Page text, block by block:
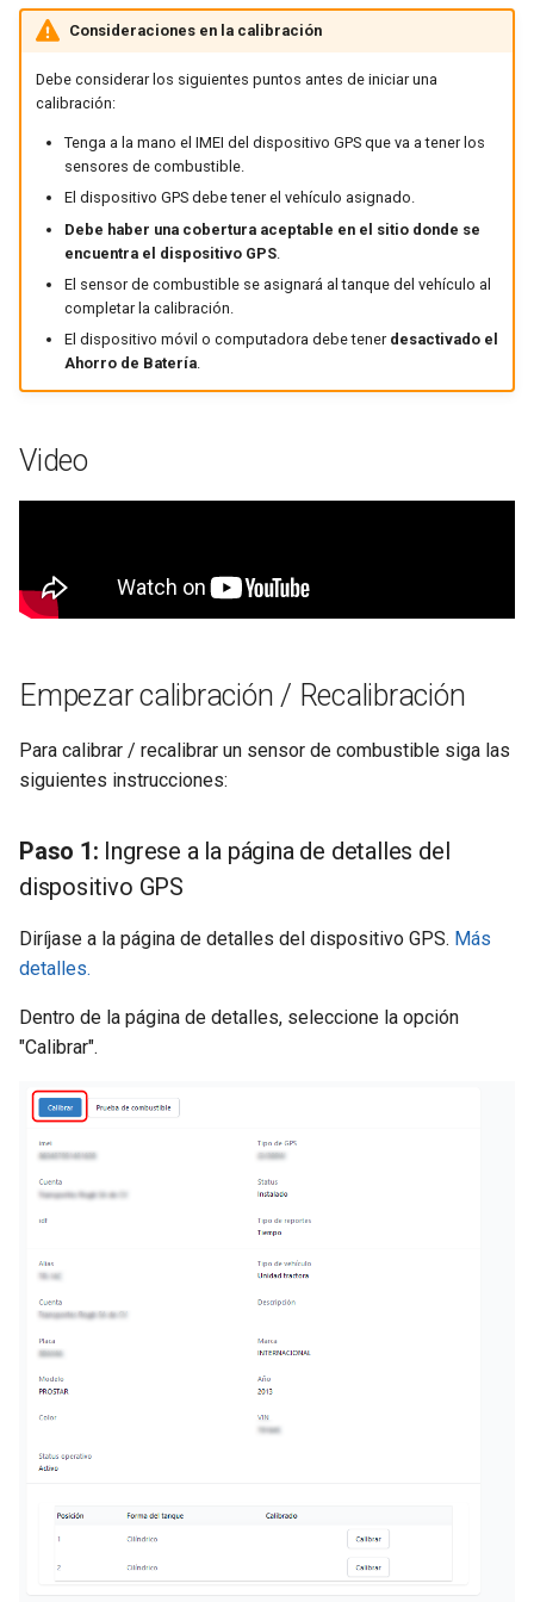
Consideraciones en la calibración
Debe considerar los siguientes puntos antes de iniciar una
calibración:
Tenga a la mano el IMEI del dispositivo GPS que va a tener los
sensores de combustible.
El dispositivo GPS debe tener el vehículo asignado.
Debe haber una cobertura aceptable en el sitio donde se
encuentra el dispositivo GPS.
El sensor de combustible se asignará al tanque del vehículo al
completar la calibración.
El dispositivo móvil o computadora debe tener desactivado el
Ahorro de Batería.
Video
Empezar calibración / Recalibración
Para calibrar / recalibrar un sensor de combustible siga las
siguientes instrucciones:
Paso 1: Ingrese a la página de detalles del
dispositivo GPS
Diríjase a la página de detalles del dispositivo GPS. Más
detalles.
Dentro de la página de detalles, seleccione la opción
"Calibrar".